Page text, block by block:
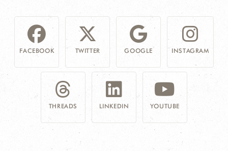
FACEBOOK TWITTER GOOGLE INSTAGRAM
THREADS LINKEDIN YOUTUBE